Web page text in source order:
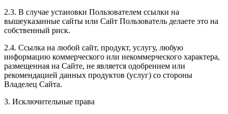
2.3. В случае установки Пользователем ссылки на
вышеуказанные сайты или Сайт Пользователь делаете это на
собственный риск.
2.4. Ссылка на любой сайт, продукт, услугу, любую
информацию коммерческого или некоммерческого характера,
размещенная на Сайте, не является одобрением или
рекомендацией данных продуктов (услуг) со стороны
Владелец Сайта.
3. Исключительные права